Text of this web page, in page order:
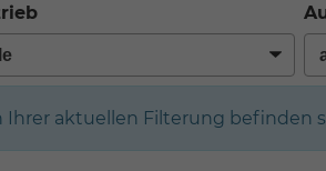
Ihrer aktuellen Filterung befinden